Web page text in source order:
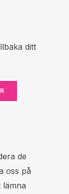
ditt
de
oss på
lämna